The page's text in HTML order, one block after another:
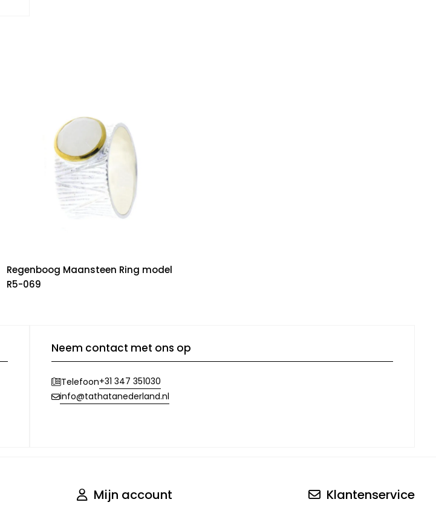
Regenboog Maansteen Ring model
R5-069
Neem contact met ons op
Telefoon+31 347 351030
info@tathatanederland.nl
Mijn account Klantenservice